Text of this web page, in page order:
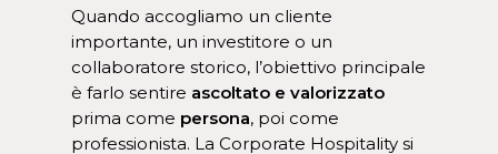
Quando accogliamo un cliente
importante, un investitore o un
collaboratore storico, l’obiettivo principale
è farlo sentire ascoltato e valorizzato
prima come persona, poi come
professionista. La Corporate Hospitality si